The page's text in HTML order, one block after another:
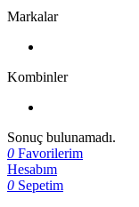
Markalar
Kombinler
Sonuç bulunamadı.
0 Favorilerim
Hesabım
0 Sepetim